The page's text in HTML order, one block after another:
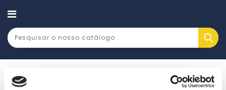
CATEGORY
Elevador de estacionamento